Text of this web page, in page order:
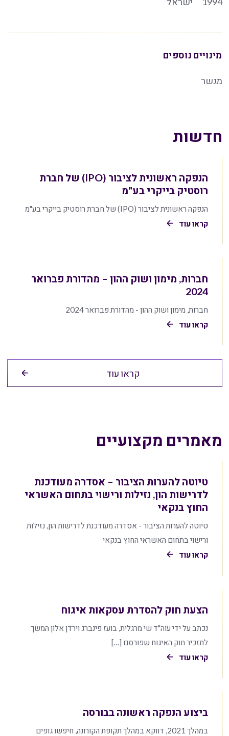
מינויים נוספים
מגשר
חדשות
הנפקה ראשונית לציבור (IPO) של חברת
רוסטיק בייקרי בע"מ
הנפקה ראשונית לציבור (IPO) של חברת רוסטיק בייקרי בע"מ
קראו עוד
חברות, מימון ושוק ההון – מהדורת פברואר
2024
חברות, מימון ושוק ההון - מהדורת פברואר 2024
קראו עוד
קראו עוד
מאמרים מקצועיים
טיוטה להערות הציבור – אסדרה מעודכנת
לדרישות הון, נזילות ורישוי בתחום האשראי
החוץ בנקאי
טיוטה להערות הציבור - אסדרה מעודכנת לדרישות הון, נזילות
ורישוי בתחום האשראי החוץ בנקאי
קראו עוד
הצעת חוק להסדרת עסקאות איגוח
נכתב על ידי עוה״ד שי מרגלית, בועז פינברג וירדן אלון המשך
לתזכיר חוק האיגוח שפורסם […]
קראו עוד
ביצוע הנפקה ראשונה בבורסה
במהלך 2021, דווקא במהלך תקופת הקורונה, חיפשו גופים